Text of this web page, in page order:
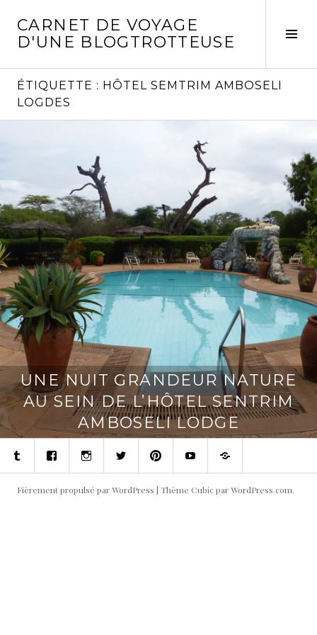
contenu
CARNET DE VOYAGE
D'UNE BLOGTROTTEUSE
ÉTIQUETTE : HÔTEL SEMTRIM AMBOSELI
LOGDES
UNE NUIT GRANDEUR NATURE
AU SEIN DE L’HÔTEL SENTRIM
AMBOSELI LODGE
TumblrFacebookInstagramTwitterPinterestYoutubeContact
Fièrement propulsé par WordPress | Thème Cubic parWordPress.com.